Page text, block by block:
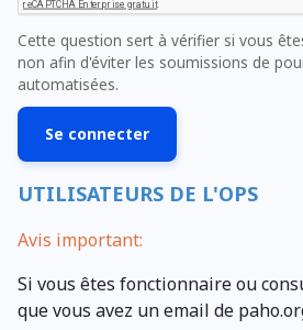
Cette question sert à vérifier si vous
non afin d'éviter les soumissions de
automatisées.
UTILISATEURS DE L'OPS
Avis important:
Si vous êtes fonctionnaire ou
que vous avez un email de